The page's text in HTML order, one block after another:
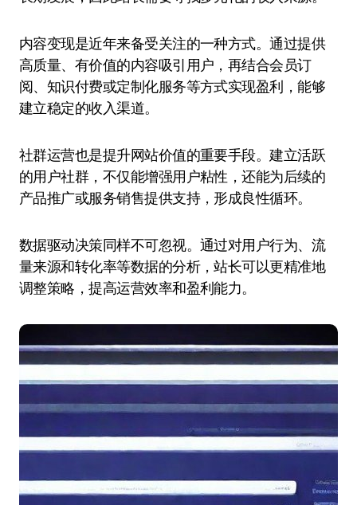
内容变现是近年来备受关注的一种方式。通过提供
高质量、有价值的内容吸引用户，再结合会员订
阅、知识付费或定制化服务等方式实现盈利，能够
建立稳定的收入渠道。
社群运营也是提升网站价值的重要手段。建立活跃
的用户社群，不仅能增强用户粘性，还能为后续的
产品推广或服务销售提供支持，形成良性循环。
数据驱动决策同样不可忽视。通过对用户行为、流
量来源和转化率等数据的分析，站长可以更精准地
调整策略，提高运营效率和盈利能力。